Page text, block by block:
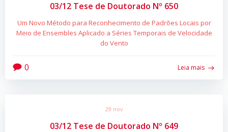
03/12 Tese de Doutorado Nº 650
Um Novo Método para Reconhecimento de Padrões Locais por
Meio de Ensembles Aplicado a Séries Temporais de Velocidade
do Vento
0 Leia mais
29 nov
03/12 Tese de Doutorado Nº 649